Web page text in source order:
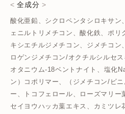
全成分
酸化亜鉛、シクロペンタシロキサン
ェニルトリメチコン、酸化鉄、ポリ
キシエチルジメチコン、ジメチコン
ロゲンジメチコン/オクチルシルセ
オタニウム-18ベントナイト、塩化
ン）コポリマー、（ジメチコン/ビ
ー、トコフェロール、ローズマリー
セイヨウハッカ葉エキス、カミツレ